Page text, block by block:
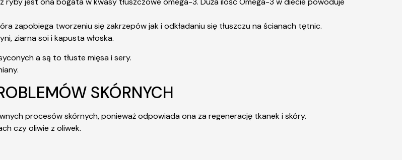
zapobiega tworzeniu się zakrzepów jak i odkładaniu się tłuszczu na ścianach tętnic.
ziarna soi i kapusta włoska.
a są to tłuste mięsa i sery.
SKÓRNYCH
procesów skórnych, ponieważ odpowiada ona za regenerację tkanek i skóry.
czy oliwie z oliwek.